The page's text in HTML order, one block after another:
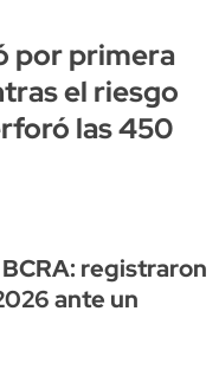
por primera
el riesgo
las 450
registraron
ante un